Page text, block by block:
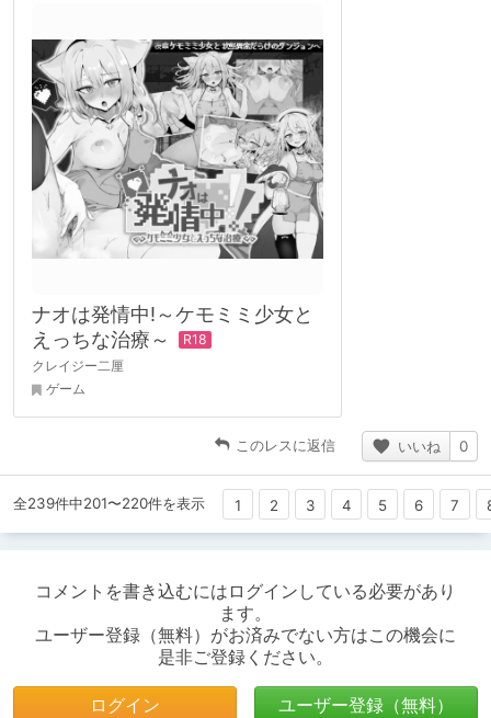
ナオは発情中!～ケモミミ少女と
えっちな治療～
クレイジー二厘
ゲーム
このレスに返信 いいね 0
全239件中201〜220件を表示 1 2 3 4 5 6 7
コメントを書き込むにはログインしている必要があり
ます。
ユーザー登録（無料）がお済みでない方はこの機会に
是非ご登録ください。
ログイン ユーザー登録（無料）